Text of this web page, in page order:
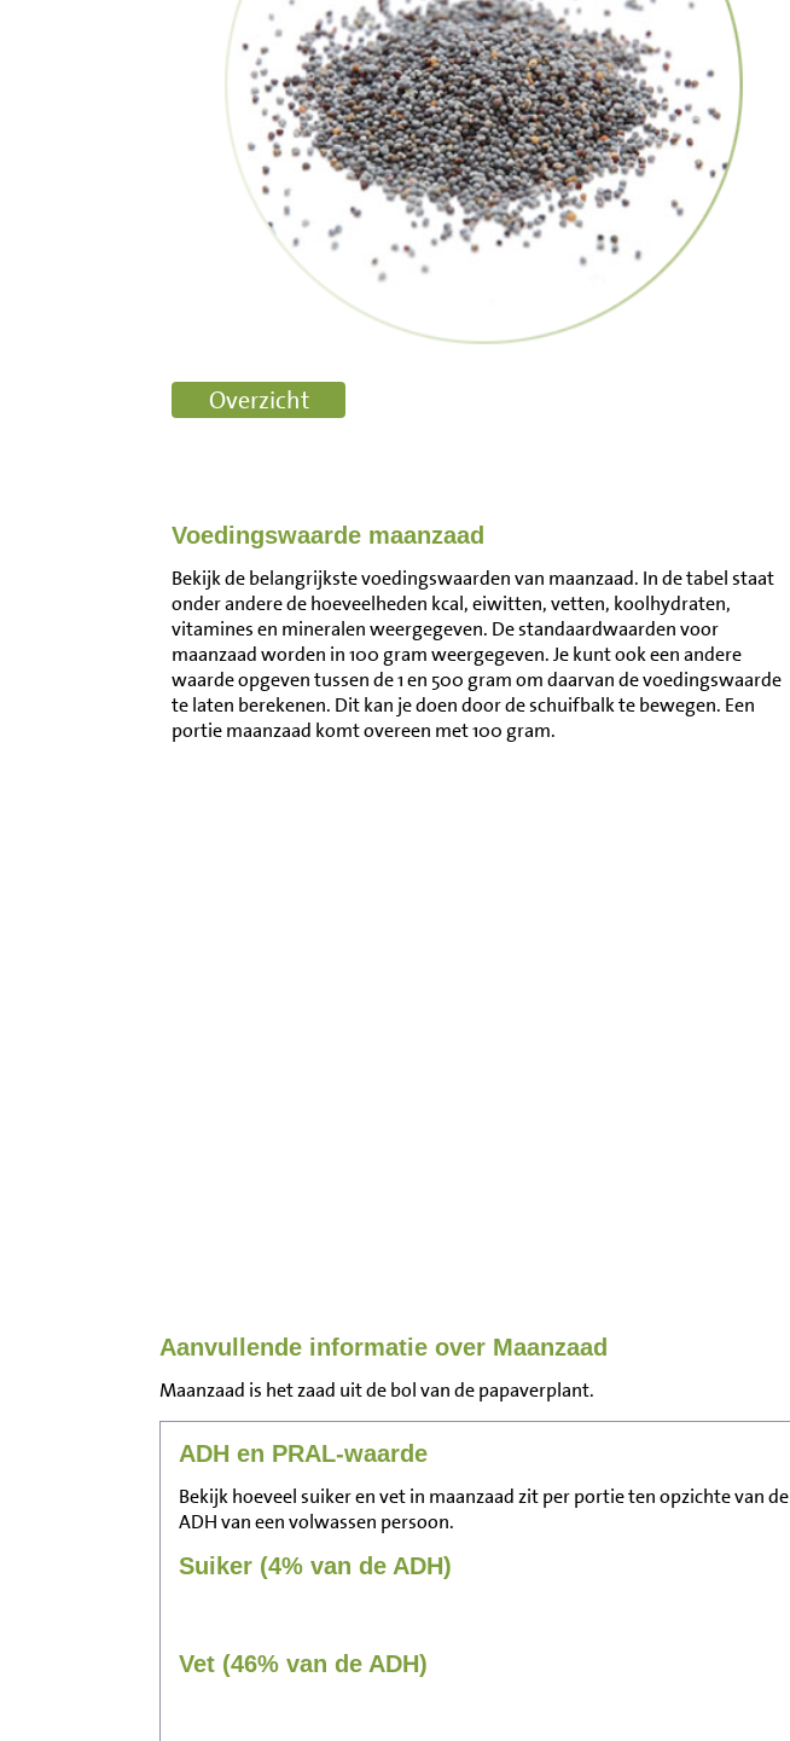
Voedingswaarde maanzaad
Bekijk de belangrijkste voedingswaarden van maanzaad. In de tabel staat
onder andere de hoeveelheden kcal, eiwitten, vetten, koolhydraten,
vitamines en mineralen weergegeven. De standaardwaarden voor
maanzaad worden in 100 gram weergegeven. Je kunt ook een andere
waarde opgeven tussen de 1 en 500 gram om daarvan de voedingswaarde
te laten berekenen. Dit kan je doen door de schuifbalk te bewegen. Een
portie maanzaad komt overeen met 100 gram.
Aanvullende informatie over Maanzaad
Maanzaad is het zaad uit de bol van de papaverplant.
ADH en PRAL-waarde
Bekijk hoeveel suiker en vet in maanzaad zit per portie ten opzichte van de
ADH van een volwassen persoon.
Suiker (4% van de ADH)
Vet (46% van de ADH)